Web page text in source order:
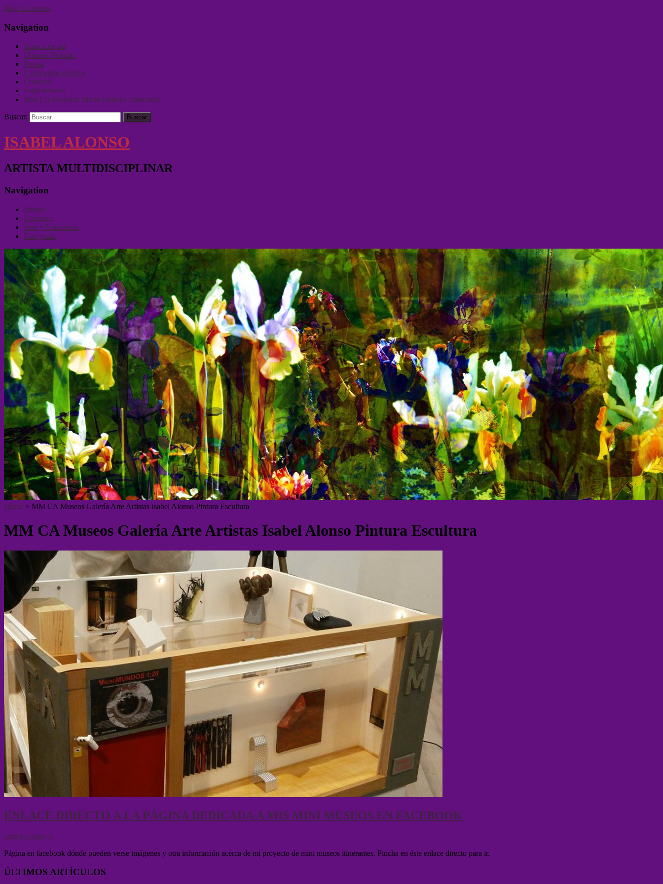
Skip to content
Navigation
Acerca de mi
Últimas Noticias
Prensa
Currículum artístico
Contacto
Exposiciones
MM CA Proyecto Micro Museos Itinerantes
Buscar:
ISABEL ALONSO
ARTISTA MULTIDISCIPLINAR
Navigation
Pintura
Escultura
Arte y Naturaleza
Fotografía
Home > MM CA Museos Galería Arte Artistas Isabel Alonso Pintura Escultura
MM CA Museos Galería Arte Artistas Isabel Alonso Pintura Escultura
ENLACE DIRECTO A LA PÁGINA DEDICADA A MIS MINI MUSEOS EN FACEBOOK
Isabel Alonso 0
Página en facebook dónde pueden verse imágenes y otra información acerca de mi proyecto de mini museos itinerantes. Pincha en éste enlace directo para ir.
ÚLTIMOS ARTÍCULOS